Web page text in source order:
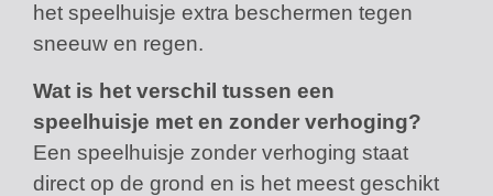
het speelhuisje extra beschermen tegen
sneeuw en regen.
Wat is het verschil tussen een
speelhuisje met en zonder verhoging?
Een speelhuisje zonder verhoging staat
direct op de grond en is het meest geschikt